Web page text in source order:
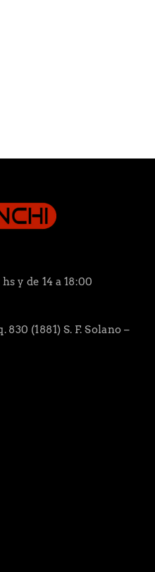
y de 14 a 18:00
(1881) S. F. Solano –